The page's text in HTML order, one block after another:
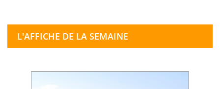
L'AFFICHE DE LA SEMAINE